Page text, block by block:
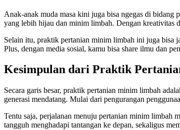
Anak-anak muda masa kini juga bisa ngegas di
yang lebih hijau dan minim limbah. Dengan kreativitas
Selain itu, praktik pertanian minim limbah ini juga bisa
Plus, dengan media sosial, kamu bisa share ilmu dan
Kesimpulan dari Praktik
Secara garis besar, praktik pertanian minim limbah
generasi mendatang. Mulai dari pengurangan
Tentu saja, perjalanan menuju pertanian minim limbah
tangguh menghadapi tantangan ke depan, sekaligus